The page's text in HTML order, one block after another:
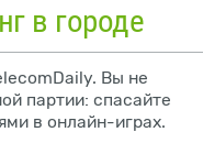
в городе
Вы не
партии: спасайте
в онлайн-играх.